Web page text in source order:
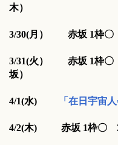
木）
3/30(月 ） 赤坂 1枠〇
3/31(火） 赤坂 1枠〇
坂）
4/1(水) 「 在日宇宙人
4/2(木) 赤坂 1枠〇